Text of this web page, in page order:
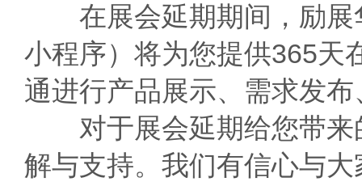
在展会延期期间，励展
小程序）将为您提供365天
通进行产品展示、需求发
对于展会延期给您带来
解与支持。我们有信心与